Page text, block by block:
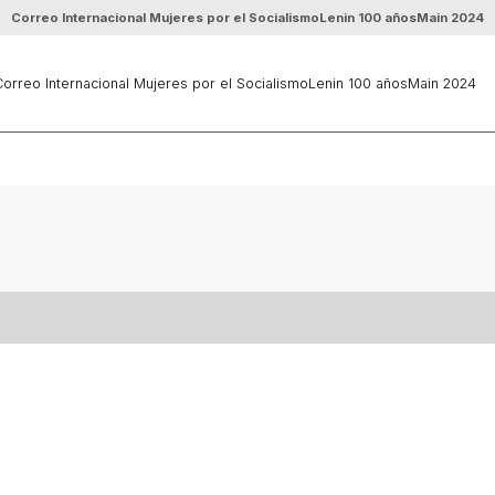
Correo Internacional Mujeres por el SocialismoLenin 100 añosMain 2024
Internacional Mujeres por el SocialismoLenin 100 añosMain 2024